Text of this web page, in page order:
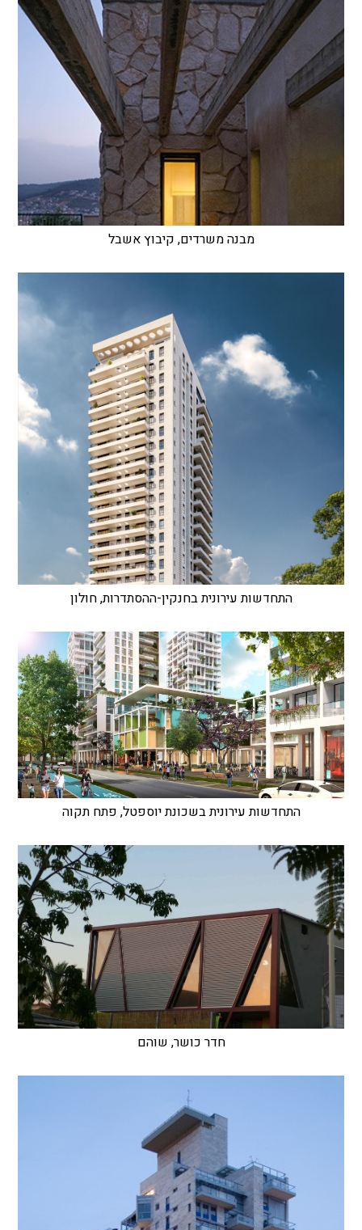
מבנה משרדים, קיבוץ אשבל
התחדשות עירונית בחנקין-ההסתדרות, חולון
התחדשות עירונית בשכונת יוספטל, פתח תקוה
חדר כושר, שוהם